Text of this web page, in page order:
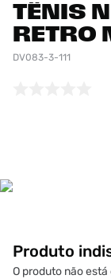
TÊNIS
RETRO
DV083-3-111
Produto
O produto não